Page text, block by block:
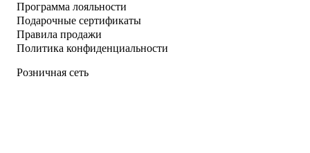
Программа лояльности
Подарочные сертификаты
Правила продажи
Политика конфиденциальности
Розничная сеть